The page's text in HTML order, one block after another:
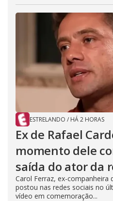
ESTRELANDO / HÁ 2 HORAS
Ex de Rafael
momento dele
saída do ator da
Carol Ferraz, ex-companheira
postou nas redes sociais no
vídeo em comemoração...